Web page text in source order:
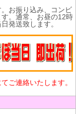
お振り込み、コンビ
。通常、お昼の12時
発送致します。
ご連絡いたします。